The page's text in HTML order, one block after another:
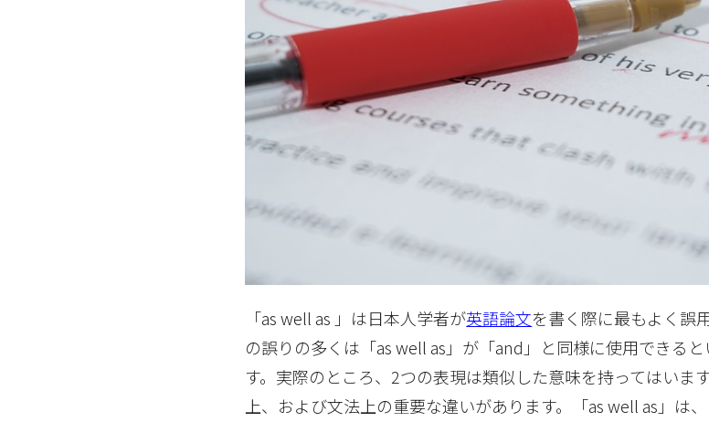
「as well as 」は日本人学者が英語論文を書く際に最もよく誤
の誤りの多くは「as well as」が「and」と同様に使用できる
す。実際のところ、2つの表現は類似した意味を持ってはいま
上、および文法上の重要な違いがあります。「as well as」は